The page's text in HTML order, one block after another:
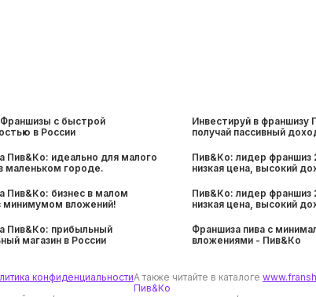
конфиденциальностиА также читайте в каталоге
Пив&Ко
Пив&Ко: прибыльный
магазин в России
Пив&Ко: бизнес в малом
минимумом вложений!
Пив&Ко: идеально для малого
маленьком городе.
Франшиза пива с
вложениями - Пив&Ко
Пив&Ко: лидер франшиз
низкая цена, высокий
Пив&Ко: лидер франшиз
низкая цена, высокий
Инвестируй в франшизу
получай пассивный
с быстрой
в России